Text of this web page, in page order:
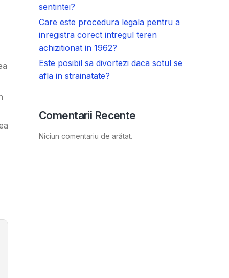
sentintei?
Care este procedura legala pentru a
inregistra corect intregul teren
achizitionat in 1962?
Este posibil sa divortezi daca sotul se
afla in strainatate?
Comentarii Recente
Niciun comentariu de arătat.